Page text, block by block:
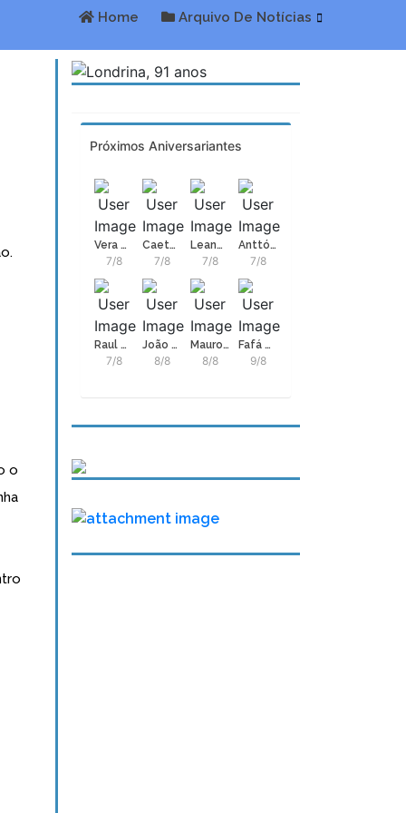
Home Arquivo De Notícias
o
Próximos Aniversariantes
Vera Holtz, atriz
7/8
Caetano Veloso
7/8
Leandro Guilheiro
7/8
Anttónia
7/8
Raul Gazolla
7/8
João Bosco Nonato Fernandes
8/8
Mauro Mendonça Filho
8/8
Fafá de Belém, Maria de Fátima Palha de Figueiredo
9/8